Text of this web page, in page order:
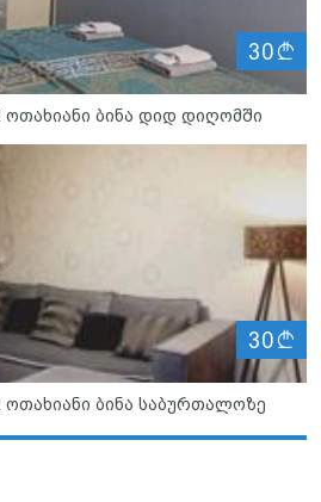
30
ბინა დიდ დიღომში
30
ბინა საბურთალოზე